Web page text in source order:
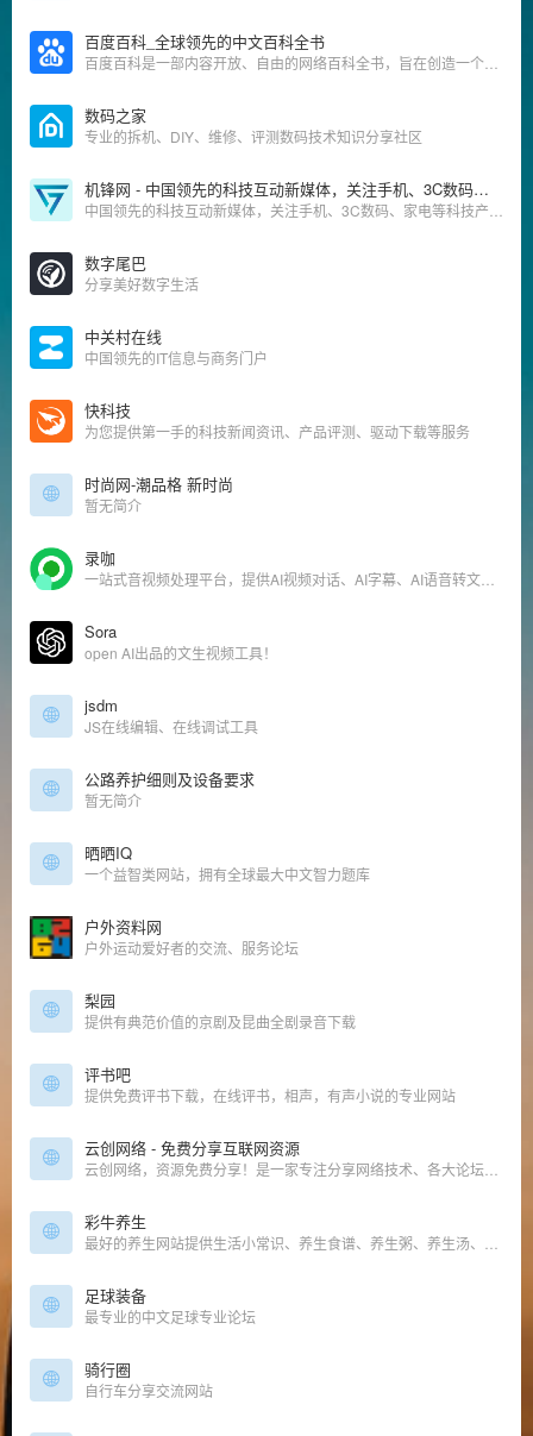
百度百科_全球领先的中文百科全书
数码之家
专业的拆机、DIY、维修、评测数码技术知识分享社区
机锋网 - 中国领先的科技互动新媒体，关注手机、3C数码、家电等科技产品
数字尾巴
分享美好数字生活
中关村在线
中国领先的IT信息与商务门户
快科技
为您提供第一手的科技新闻资讯、产品评测、驱动下载等服务
时尚网-潮品格 新时尚
暂无简介
录咖
Sora
open AI出品的文生视频工具！
jsdm
JS在线编辑、在线调试工具
公路养护细则及设备要求
暂无简介
晒晒IQ
一个益智类网站，拥有全球最大中文智力题库
户外资料网
户外运动爱好者的交流、服务论坛
梨园
提供有典范价值的京剧及昆曲全剧录音下载
评书吧
提供免费评书下载，在线评书，相声，有声小说的专业网站
云创网络 - 免费分享互联网资源
彩牛养生
足球装备
最专业的中文足球专业论坛
骑行圈
自行车分享交流网站